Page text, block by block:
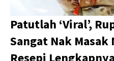
Patutlah ‘Viral’,
Sangat Nak Masak
Resepi